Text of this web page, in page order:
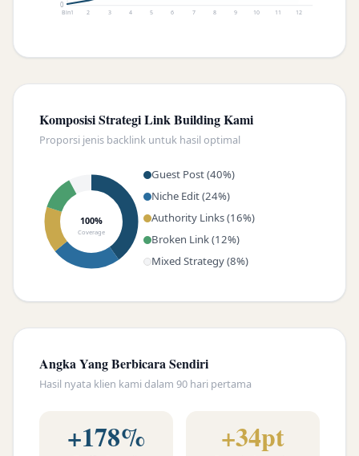
0
Bln1 2 3 4 5 6 7 8 9 10 11 12
Komposisi Strategi Link Building Kami
Proporsi jenis backlink untuk hasil optimal
100%
Coverage
Guest Post (40%)
Niche Edit (24%)
Authority Links (16%)
Broken Link (12%)
Mixed Strategy (8%)
Angka Yang Berbicara Sendiri
Hasil nyata klien kami dalam 90 hari pertama
+178% +34pt